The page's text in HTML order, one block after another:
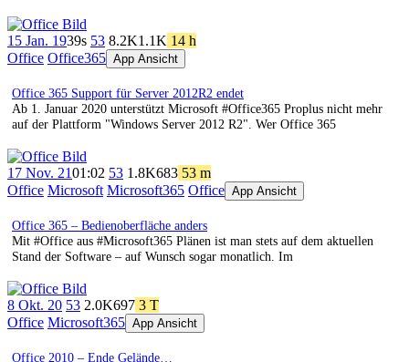
15 Jan. 1939s 53 8.2K1.1K 14 h
Office Office365 App Ansicht
Office 365 Support für Server 2012R2 endet
Ab 1. Januar 2020 unterstützt Microsoft #Office365 Proplus nicht mehr
auf der Plattform "Windows Server 2012 R2". Wer Office 365
17 Nov. 2101:02 53 1.8K683 53 m
Office Microsoft Microsoft365 Office App Ansicht
Office 365 – Bedienoberfläche anders
Mit #Office aus #Microsoft365 Plänen ist man stets auf dem aktuellen
Stand der Software – auf Wunsch sogar monatlich. Im
8 Okt. 20 53 2.0K697 3 T
Office Microsoft365 App Ansicht
Office 2010 – Ende Gelände…